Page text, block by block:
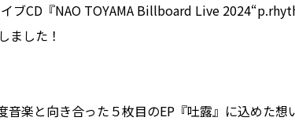
ブCD『NAO TOYAMA Billboard Live
ました！
音楽と向き合った５枚目のEP『吐露』に込めた想